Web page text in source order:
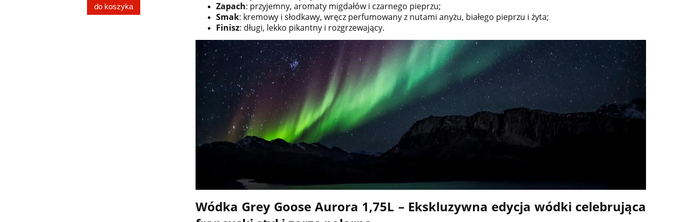
do koszyka do koszyka do koszyka
Zapach: przyjemny, aromaty migdałów i czarnego pieprzu;
Smak: kremowy i słodkawy, wręcz perfumowany z nutami anyżu, białego pieprzu i żyta;
Finisz: długi, lekko pikantny i rozgrzewający.
Wódka Grey Goose Aurora 1,75L – Ekskluzywna edycja wódki celebrująca